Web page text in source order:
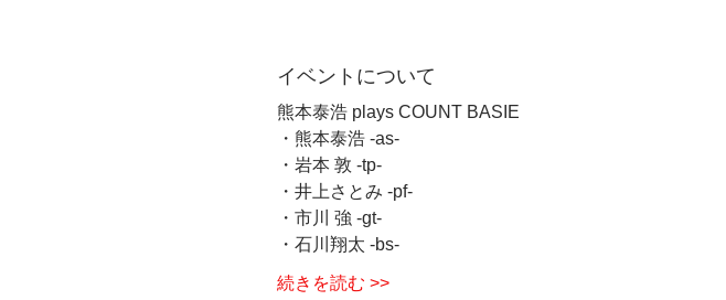
イベントについて
熊本泰浩 plays COUNT BASIE
・熊本泰浩 -as-
・岩本 敦 -tp-
・井上さとみ -pf-
・市川 強 -gt-
・石川翔太 -bs-
続きを読む >>